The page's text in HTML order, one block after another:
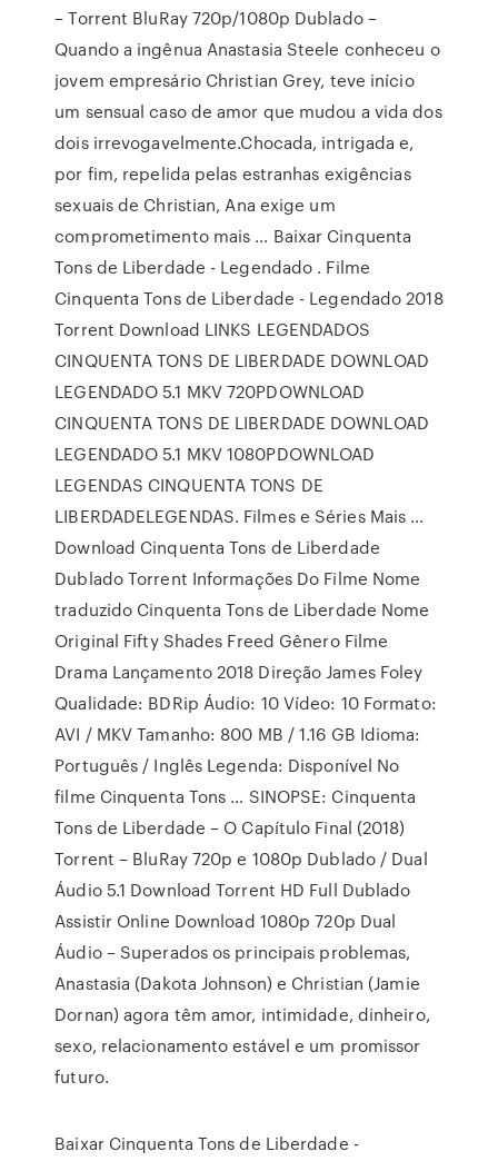
– Torrent BluRay 720p/1080p Dublado –
Quando a ingênua Anastasia Steele conheceu o
jovem empresário Christian Grey, teve início
um sensual caso de amor que mudou a vida dos
dois irrevogavelmente.Chocada, intrigada e,
por fim, repelida pelas estranhas exigências
sexuais de Christian, Ana exige um
comprometimento mais … Baixar Cinquenta
Tons de Liberdade - Legendado . Filme
Cinquenta Tons de Liberdade - Legendado 2018
Torrent Download LINKS LEGENDADOS
CINQUENTA TONS DE LIBERDADE DOWNLOAD
LEGENDADO 5.1 MKV 720PDOWNLOAD
CINQUENTA TONS DE LIBERDADE DOWNLOAD
LEGENDADO 5.1 MKV 1080PDOWNLOAD
LEGENDAS CINQUENTA TONS DE
LIBERDADELEGENDAS. Filmes e Séries Mais …
Download Cinquenta Tons de Liberdade
Dublado Torrent Informações Do Filme Nome
traduzido Cinquenta Tons de Liberdade Nome
Original Fifty Shades Freed Gênero Filme
Drama Lançamento 2018 Direção James Foley
Qualidade: BDRip Áudio: 10 Vídeo: 10 Formato:
AVI / MKV Tamanho: 800 MB / 1.16 GB Idioma:
Português / Inglês Legenda: Disponível No
filme Cinquenta Tons … SINOPSE: Cinquenta
Tons de Liberdade – O Capítulo Final (2018)
Torrent – BluRay 720p e 1080p Dublado / Dual
Áudio 5.1 Download Torrent HD Full Dublado
Assistir Online Download 1080p 720p Dual
Áudio – Superados os principais problemas,
Anastasia (Dakota Johnson) e Christian (Jamie
Dornan) agora têm amor, intimidade, dinheiro,
sexo, relacionamento estável e um promissor
futuro.
Baixar Cinquenta Tons de Liberdade -